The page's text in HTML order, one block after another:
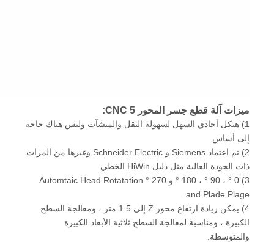
ميزات آلة قطع جسر المحور CNC 5:
1) هيكل أحادي السهل لسهولة النقل والمنشآت وليس هناك حاجة
إلى أساس.
2) تم اعتماد Siemens و Schneider Electric وغيرها من المرات
ذات الجودة العالية مثل دليل HiWin الخطي.
3) 0 ° ، 90 ° ، 180 ° و 270 ° Automtaic Head Rotatation
and Plade Plage.
4) يمكن زيادة ارتفاع محور Z إلى 1.5 متر ، ومعالجة السطح
الكبيرة ، ومناسبة لمعالجة السطح ثلاثية الأبعاد الكبيرة
والمتوسطة.